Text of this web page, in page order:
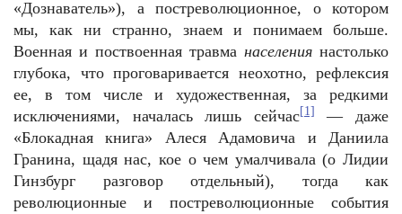
«Дознаватель»), а постреволюционное, о котором
мы, как ни странно, знаем и понимаем больше.
Военная и поствоенная травма населения настолько
глубока, что проговаривается неохотно, рефлексия
ее, в том числе и художественная, за редкими
исключениями, началась лишь сейчас[1]
— даже
«Блокадная книга» Алеся Адамовича и Даниила
Гранина, щадя нас, кое о чем умалчивала (о Лидии
Гинзбург разговор отдельный), тогда как
революционные и постреволюционные события